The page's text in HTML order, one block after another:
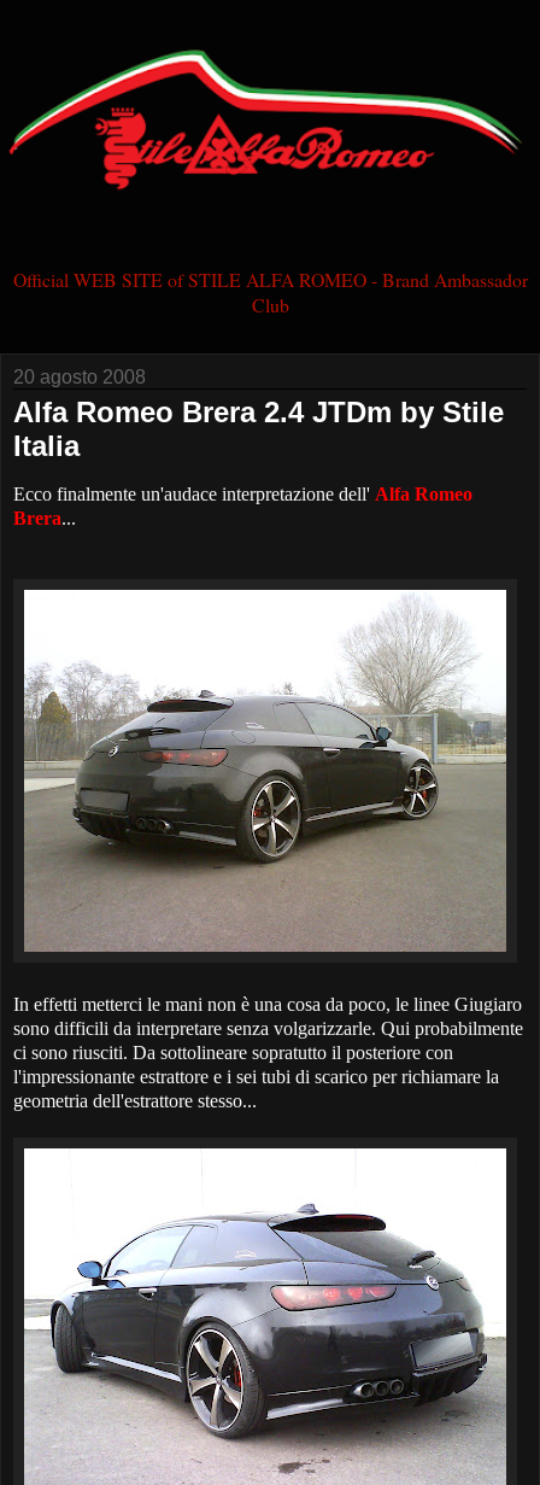
Official WEB SITE of STILE ALFA ROMEO - Brand Ambassador
Club
20 agosto 2008
Alfa Romeo Brera 2.4 JTDm by Stile
Italia
Ecco finalmente un'audace interpretazione dell' Alfa Romeo
Brera...
In effetti metterci le mani non è una cosa da poco, le linee Giugiaro
sono difficili da interpretare senza volgarizzarle. Qui probabilmente
ci sono riusciti. Da sottolineare sopratutto il posteriore con
l'impressionante estrattore e i sei tubi di scarico per richiamare la
geometria dell'estrattore stesso...